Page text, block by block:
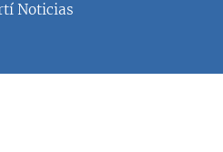
Noticias